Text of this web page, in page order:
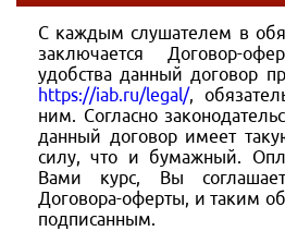
С каждым слушателем в
заключается Договор-
удобства данный договор
https://iab.ru/legal/,
ним. Согласно
данный договор имеет
силу, что и бумажный.
Вами курс, Вы
Договора-оферты, и таким
подписанным.